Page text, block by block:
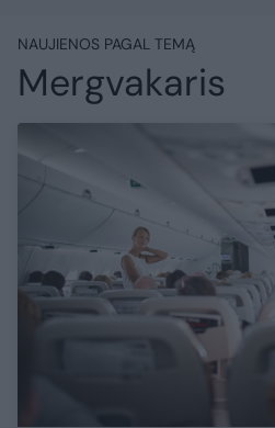
NAUJIENOS PAGAL TEMĄ
Mergvakaris